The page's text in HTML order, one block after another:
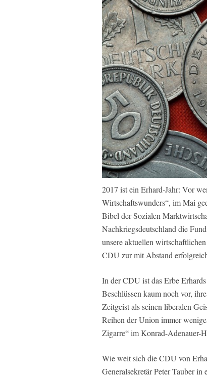
2017 ist ein Erhard-Jahr: Vor
Wirtschaftswunders“, im Mai
Bibel der Sozialen
Nachkriegsdeutschland die
unsere aktuellen
CDU zur mit Abstand
In der CDU ist das Erbe
Beschlüssen kaum noch vor,
Zeitgeist als seinen liberalen
Reihen der Union immer
Zigarre“ im Konrad-Adenauer-
Wie weit sich die CDU von
Generalsekretär Peter Tauber in